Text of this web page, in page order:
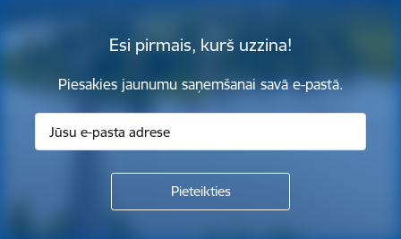
Esi pirmais, kurš uzzina!
Piesakies jaunumu saņemšanai savā e-pastā.